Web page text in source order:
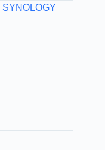
SYNOLOGY